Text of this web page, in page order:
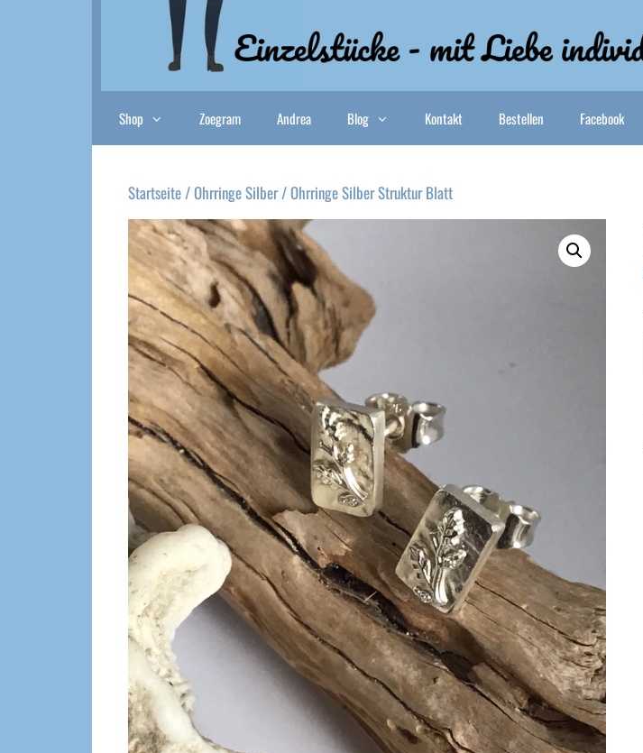
Shop Zoegram Andrea Blog Kontakt Bestellen Facebook
Startseite/Ohrringe Silber/ Ohrringe Silber Struktur Blatt